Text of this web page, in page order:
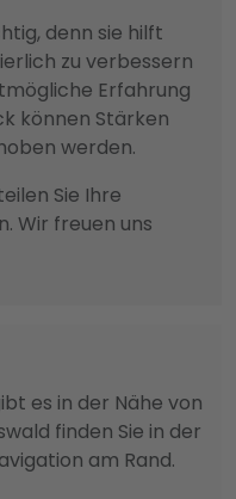
denn sie hilft
zu verbessern
Erfahrung
können Stärken
werden.
Sie Ihre
Wir freuen uns
es in der Nähe von
finden Sie in der
am Rand.